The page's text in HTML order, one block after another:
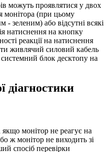
можуть проявлятися у двох
монітора (при цьому
- зеленим) або відсутні всякі
натиснення на кнопку
реакції на натиснення
живлячий силовий кабель
блок десктопу на
діагностики
монітор не реагує на
ж монітор не виходить зі
спосіб перевірки